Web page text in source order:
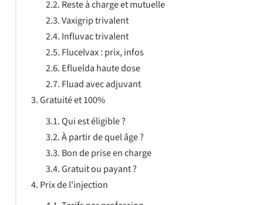
Reste à charge et mutuelle
Vaxigrip trivalent
Influvac trivalent
Flucelvax : prix, infos
Efluelda haute dose
Fluad avec adjuvant
Gratuité et 100%
Qui est éligible ?
À partir de quel âge ?
Bon de prise en charge
Gratuit ou payant ?
Prix de l'injection